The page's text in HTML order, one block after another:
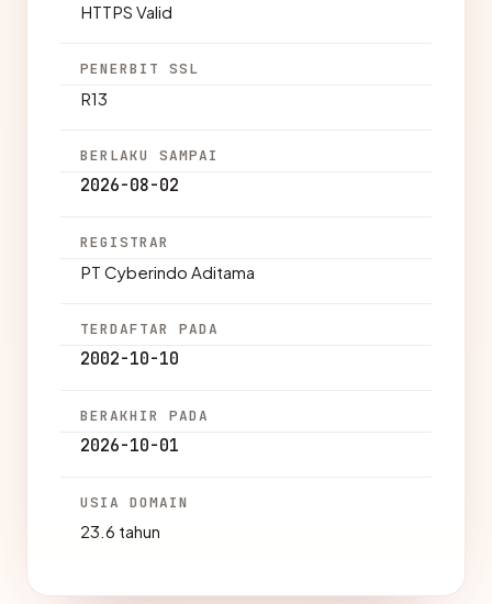
HTTPS Valid
PENERBIT SSL
R13
BERLAKU SAMPAI
2026-08-02
REGISTRAR
PT Cyberindo Aditama
TERDAFTAR PADA
2002-10-10
BERAKHIR PADA
2026-10-01
USIA DOMAIN
23.6 tahun